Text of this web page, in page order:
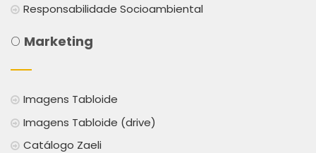
Responsabilidade Socioambiental
O Marketing
Imagens Tabloide
Imagens Tabloide (drive)
Catálogo Zaeli